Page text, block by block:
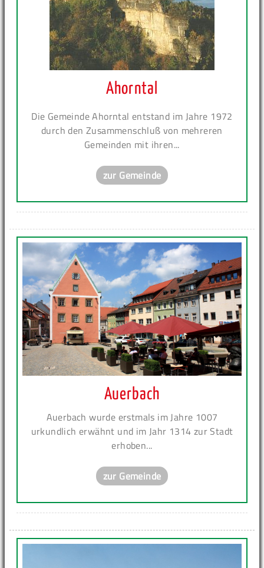
Ahorntal
Die Gemeinde Ahorntal entstand im Jahre 1972
durch den Zusammenschluß von mehreren
Gemeinden mit ihren...
zur Gemeinde
Auerbach
Auerbach wurde erstmals im Jahre 1007
urkundlich erwähnt und im Jahr 1314 zur Stadt
erhoben...
zur Gemeinde